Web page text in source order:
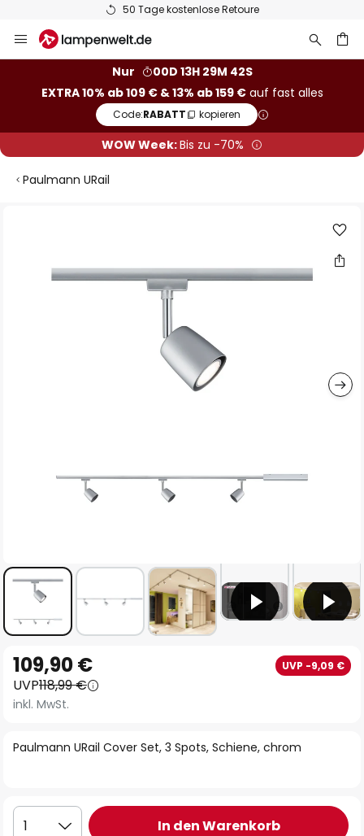
50 Tage kostenlose Retoure
Inhalt
Nur
00D 13H 29M 42S
EXTRA 10% ab 109 € & 13% ab 159 €auf fast alles
Code:RABATT kopieren
WOW Week:Bis zu -70%
Paulmann URail
Bildgalerie
Anfang
der
Bildgalerie
Paulmann URail Cover Set, 3 Spots, Schiene, chrom
109,90 € UVP -9,09 €
UVP118,99 €
inkl. MwSt.
1 In den Warenkorb